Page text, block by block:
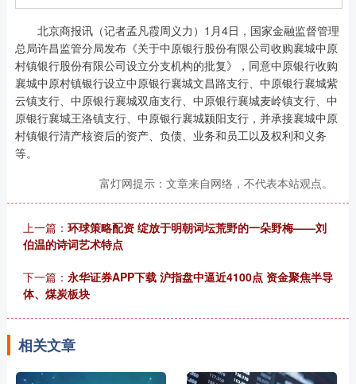
北京商报讯（记者孟凡霞周义力）1月4日，国家金融监督管理
总局许昌监管分局发布《关于中原银行股份有限公司收购襄城中原
村镇银行股份有限公司设立分支机构的批复》，同意中原银行收购
襄城中原村镇银行设立中原银行襄城文昌路支行、中原银行襄城紫
云镇支行、中原银行襄城双庙支行、中原银行襄城麦岭镇支行、中
原银行襄城王洛镇支行、中原银行襄城颍阳支行，并承接襄城中原
村镇银行清产核资后的资产、负债、业务和员工以及权利和义务
等。
富灯网提示：文章来自网络，不代表本站观点。
上一篇： 环球策略配资 绽放于明朝词坛荒野的一朵野梅——刘
伯温的诗词艺术特点
下一篇： 永华证券APP下载 沪指盘中逼近4100点 资金聚焦半导
体、煤炭板块
相关文章